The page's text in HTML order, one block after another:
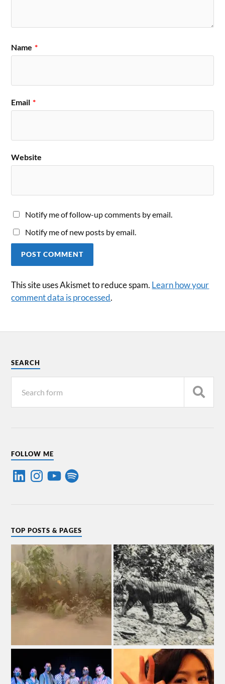
Name *
Email *
Website
Notify me of follow-up comments by email.
Notify me of new posts by email.
This site uses Akismet to reduce spam. Learn how your
comment data is processed.
SEARCH
FOLLOW ME
TOP POSTS & PAGES